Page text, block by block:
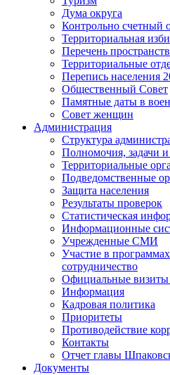
Дума округа
Контрольно счетный
Территориальная
Перечень
Территориальные
Перепись населения
Общественный Совет
Памятные даты в
Совет женщин
Администрация
Структура
Полномочия, задачи
Территориальные
Подведомственные
Защита населения
Результаты проверок
Статистическая
Информационные
Учрежденные СМИ
Участие в
сотрудничество
Официальные визиты
Информация
Кадровая политика
Приоритеты
Противодействие
Контакты
Отчет главы
Документы